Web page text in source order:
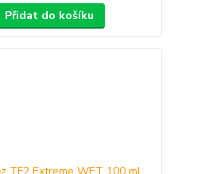
Přidat do košíku